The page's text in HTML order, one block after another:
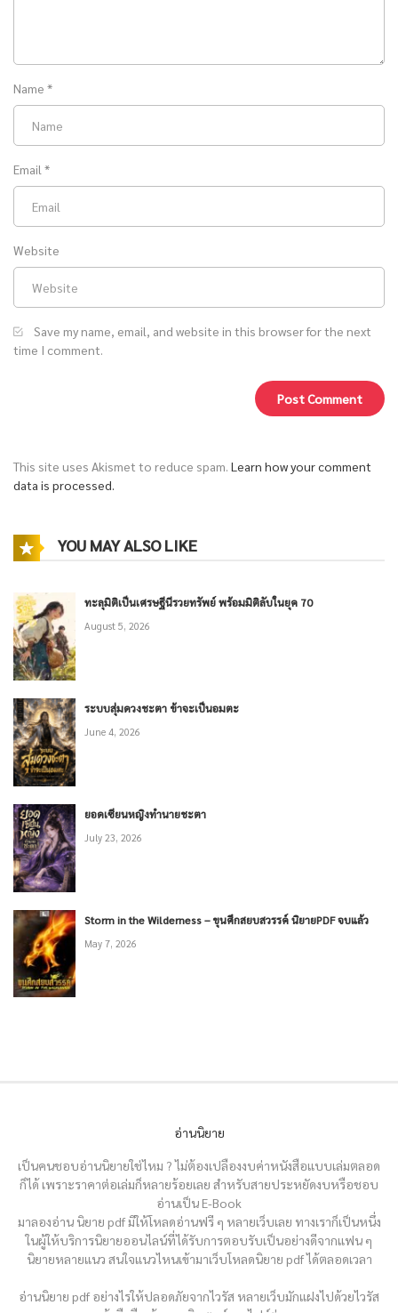
Name *
Email *
Website
Save my name, email, and website in this browser for the next
time I comment.
This site uses Akismet to reduce spam. Learn how your comment
data is processed.
YOU MAY ALSO LIKE
ทะลุมิติเป็นเศรษฐีนีรวยทรัพย์ พร้อมมิติลับในยุค 70
August 5, 2026
ระบบสุ่มดวงชะตา ข้าจะเป็นอมตะ
June 4, 2026
ยอดเซียนหญิงทำนายชะตา
July 23, 2026
Storm in the Wilderness – ขุนศึกสยบสวรรค์ นิยายPDF จบแล้ว
May 7, 2026
อ่านนิยาย
เป็นคนชอบอ่านนิยายใช่ไหม ? ไม่ต้องเปลืองงบค่าหนังสือแบบเล่มตลอด
ก็ได้ เพราะราคาต่อเล่มก็หลายร้อยเลย สำหรับสายประหยัดงบหรือชอบ
อ่านเป็น E-Book
มาลองอ่าน นิยาย pdf มีให้โหลดอ่านฟรี ๆ หลายเว็บเลย ทางเราก็เป็นหนึ่ง
ในผู้ให้บริการนิยายออนไลน์ที่ได้รับการตอบรับเป็นอย่างดีจากแฟน ๆ
นิยายหลายแนว สนใจแนวไหนเข้ามาเว็บโหลดนิยาย pdf ได้ตลอดเวลา
อ่านนิยาย pdf อย่างไรให้ปลอดภัยจากไวรัส หลายเว็บมักแฝงไปด้วยไวรัส